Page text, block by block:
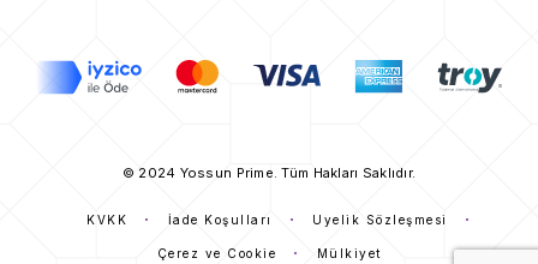
© 2024 Yossun Prime. Tüm Hakları Saklıdır.
KVKK İade Koşulları Üyelik Sözleşmesi
Çerez ve Cookie Mülkiyet